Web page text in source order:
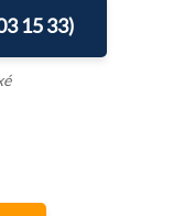
15 33)